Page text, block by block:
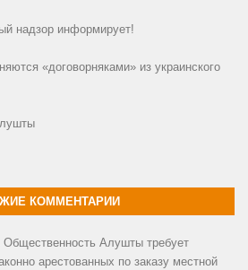
надзор информирует!
«договорняками» из украинского
КОММЕНТАРИИ
Общественность Алушты требует
арестованных по заказу местной